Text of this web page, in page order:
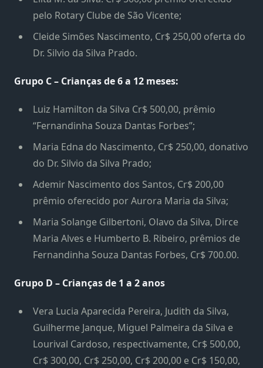
pelo Rotary Clube de São Vicente;
Cleide Simões Nascimento, Cr$ 250,00 oferta do
Dr. Silvio da Silva Prado.
Grupo C – Crianças de 6 a 12 meses:
Luiz Hamilton da Silva Cr$ 500,00, prêmio
“Fernandinha Souza Dantas Forbes”;
Maria Edna do Nascimento, Cr$ 250,00, donativo
do Dr. Silvio da Silva Prado;
Ademir Nascimento dos Santos, Cr$ 200,00
prêmio oferecido por Aurora Maria da Silva;
Maria Solange Gilbertoni, Olavo da Silva, Dirce
Maria Alves e Humberto B. Ribeiro, prêmios de
Fernandinha Souza Dantas Forbes, Cr$ 700.00.
Grupo D – Crianças de 1 a 2 anos
Vera Lucia Aparecida Pereira, Judith da Silva,
Guilherme Janque, Miguel Palmeira da Silva e
Lourival Cardoso, respectivamente, Cr$ 500,00,
Cr$ 300,00, Cr$ 250,00, Cr$ 200,00 e Cr$ 150,00,